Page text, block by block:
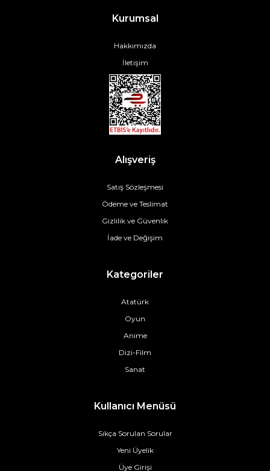
Kurumsal
Hakkımızda
İletişim
Alışveriş
Satış Sözleşmesi
Ödeme ve Teslimat
Gizlilik ve Güvenlik
İade ve Değişim
Kategoriler
Atatürk
Oyun
Anime
Dizi-Film
Sanat
Kullanıcı Menüsü
Sıkça Sorulan Sorular
Yeni Üyelik
Üye Girişi